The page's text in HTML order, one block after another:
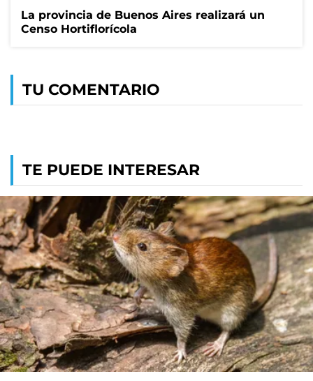
La provincia de Buenos Aires realizará un
Censo Hortiflorícola
TU COMENTARIO
TE PUEDE INTERESAR